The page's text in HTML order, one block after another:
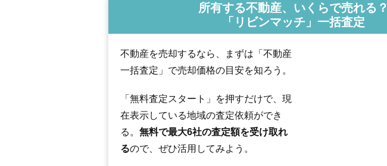
所有する不動産、いくらで売れる？
「リビンマッチ」一括査定
不動産を売却するなら、まずは「不動産
一括査定」で売却価格の目安を知ろう。
「無料査定スタート」を押すだけで、現
在表示している地域の査定依頼ができ
る。 無料で最大6社の査定額を受け取れ
るので、ぜひ活用してみよう。